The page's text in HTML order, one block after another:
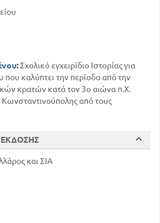
Σχολικό εγχειρίδιο Ιστορίας για
που καλύπτει την περίοδο από την
κρατών κατά τον 3ο αιώνα π.Χ.
Κωνσταντινούπολης από τους
και ΣΙΑ